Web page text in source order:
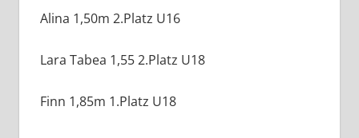
Alina 1,50m 2.Platz U16
Lara Tabea 1,55 2.Platz U18
Finn 1,85m 1.Platz U18